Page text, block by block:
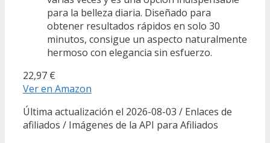
para la belleza diaria. Diseñado para
obtener resultados rápidos en solo 30
minutos, consigue un aspecto naturalmente
hermoso con elegancia sin esfuerzo.
22,97 €
Ver en Amazon
Última actualización el 2026-08-03 / Enlaces de
afiliados / Imágenes de la API para Afiliados